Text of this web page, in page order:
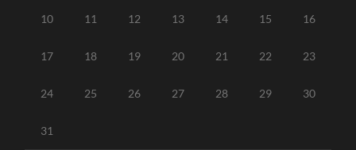
10 11 12 13 14 15 16
17 18 19 20 21 22 23
24 25 26 27 28 29 30
31